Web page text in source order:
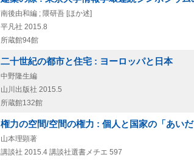
南後由和編 ; 隈研吾 [ほか述]
平凡社 2015.8
所蔵館94館
二十世紀の都市と住宅 : ヨーロッパと日本
中野隆生編
山川出版社 2015.5
所蔵館132館
権力の空間/空間の権力 : 個人と国家の「あい
山本理顕著
講談社 2015.4 講談社選書メチエ 597